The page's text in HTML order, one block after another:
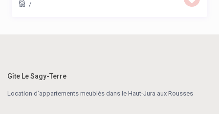
/
Gîte Le Sagy-Terre
Location d’appartements meublés dans le Haut-Jura aux Rousses